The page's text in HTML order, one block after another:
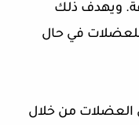
ويهدف ذلك
للعضلات في حال
العضلات من خلال